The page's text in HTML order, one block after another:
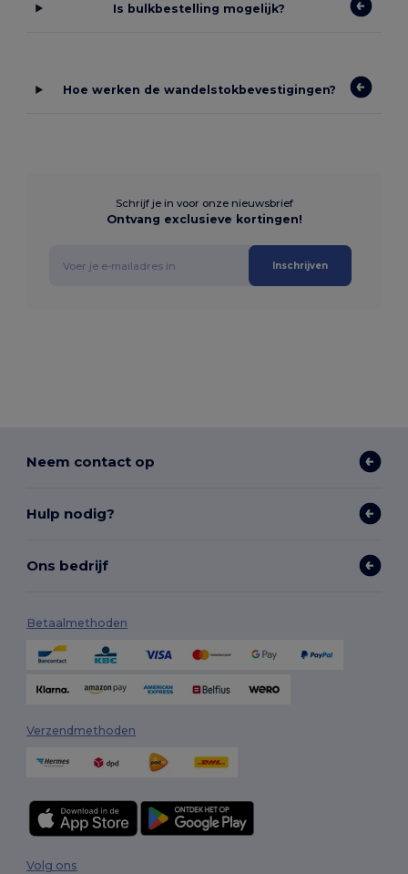
Is bulkbestelling mogelijk?
Hoe werken de wandelstokbevestigingen?
Schrijf je in voor onze nieuwsbrief
Ontvang exclusieve kortingen!
Inschrijven
Neem contact op
Hulp nodig?
Ons bedrijf
Betaalmethoden
Verzendmethoden
Volg ons